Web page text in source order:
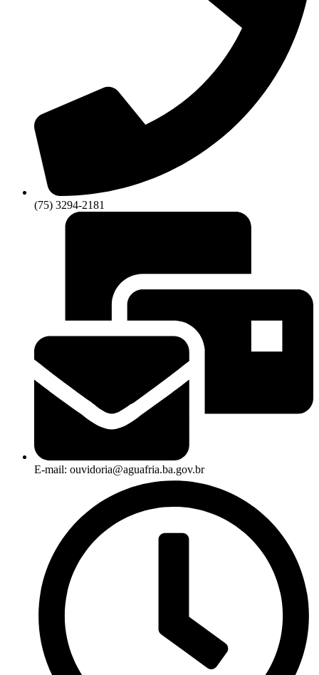
(75) 3294-2181
E-mail: ouvidoria@aguafria.ba.gov.br